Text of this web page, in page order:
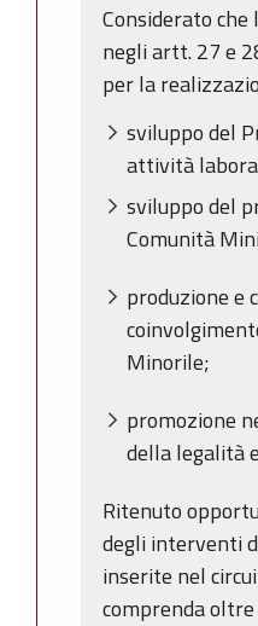
Considerato
negli artt. 27 e
per la
sviluppo del
attività
sviluppo del
Comunità
produzione e
Minorile;
promozione
della legalità
Ritenuto
degli interventi
inserite nel
comprenda